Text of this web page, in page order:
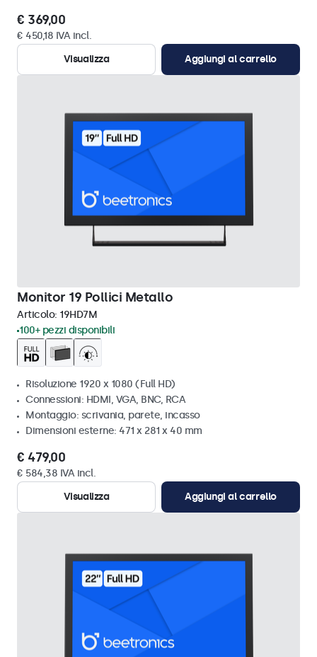
€ 369,00
€ 450,18 IVA incl.
Visualizza
Aggiungi al carrello
Monitor 19 Pollici Metallo
Articolo: 19HD7M
100+ pezzi disponibili
Risoluzione 1920 x 1080 (Full HD)
Connessioni: HDMI, VGA, BNC, RCA
Montaggio: scrivania, parete, incasso
Dimensioni esterne: 471 x 281 x 40 mm
€ 479,00
€ 584,38 IVA incl.
Visualizza
Aggiungi al carrello